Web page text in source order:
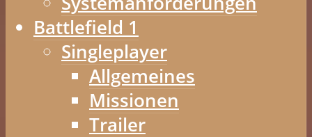
Battlefield 1
Singleplayer
Allgemeines
Missionen
Trailer